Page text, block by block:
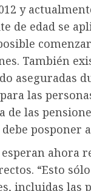
y
de edad se
También
aseguradas
las
de las
posponer
ahora
“Esto
incluidas las